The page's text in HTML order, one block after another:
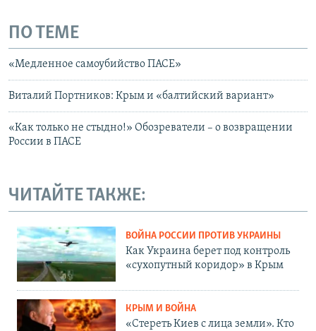
ПО ТЕМЕ
«Медленное самоубийство ПАСЕ»
Виталий Портников: Крым и «балтийский вариант»
«Как только не стыдно!» Обозреватели – о возвращении
России в ПАСЕ
ЧИТАЙТЕ ТАКЖЕ:
ВОЙНА РОССИИ ПРОТИВ УКРАИНЫ
Как Украина берет под контроль
«сухопутный коридор» в Крым
КРЫМ И ВОЙНА
«Стереть Киев с лица земли». Кто